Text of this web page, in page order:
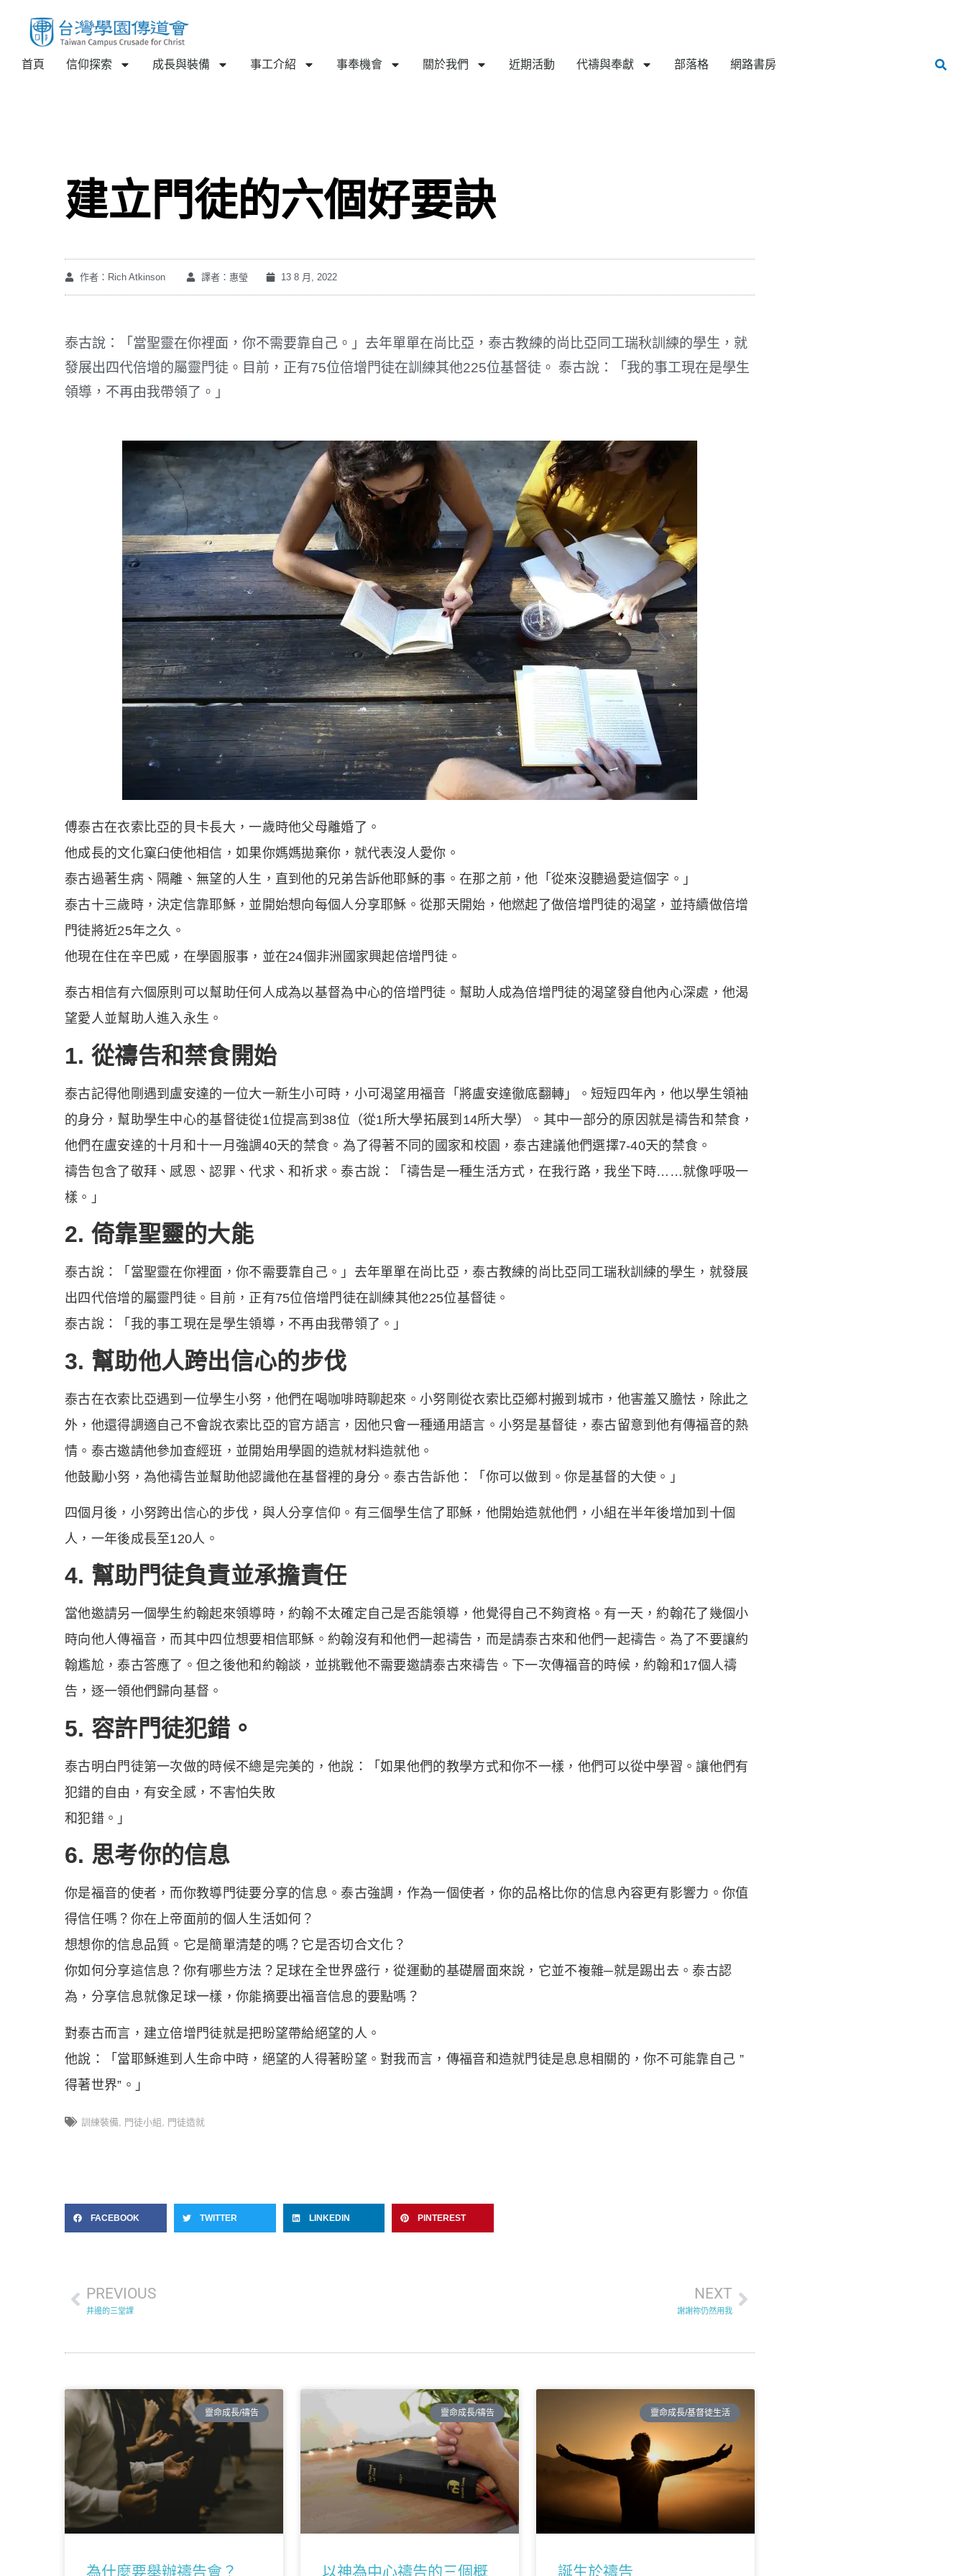
首頁 信仰探索 成長與裝備 事工介紹 事奉機會 關於我們 近期活動 代禱與奉獻 部落格 網路書房
建立門徒的六個好要訣
作者：Rich Atkinson 譯者：惠瑩 13 8 月, 2022
泰古說：「當聖靈在你裡面，你不需要靠自己。」去年單單在尚比亞，泰古教練的尚比亞同工瑞秋訓練的學生，就
發展出四代倍增的屬靈門徒。目前，正有75位倍增門徒在訓練其他225位基督徒。 泰古說：「我的事工現在是學生
領導，不再由我帶領了。」
傅泰古在衣索比亞的貝卡長大，一歲時他父母離婚了。
他成長的文化窠臼使他相信，如果你媽媽拋棄你，就代表沒人愛你。
泰古過著生病、隔離、無望的人生，直到他的兄弟告訴他耶穌的事。在那之前，他「從來沒聽過愛這個字。」
泰古十三歲時，決定信靠耶穌，並開始想向每個人分享耶穌。從那天開始，他燃起了做倍增門徒的渴望，並持續做倍增
門徒將近25年之久。
他現在住在辛巴威，在學園服事，並在24個非洲國家興起倍增門徒。
泰古相信有六個原則可以幫助任何人成為以基督為中心的倍增門徒。幫助人成為倍增門徒的渴望發自他內心深處，他渴
望愛人並幫助人進入永生。
1. 從禱告和禁食開始
泰古記得他剛遇到盧安達的一位大一新生小可時，小可渴望用福音「將盧安達徹底翻轉」。短短四年內，他以學生領袖
的身分，幫助學生中心的基督徒從1位提高到38位（從1所大學拓展到14所大學）。其中一部分的原因就是禱告和禁食，
他們在盧安達的十月和十一月強調40天的禁食。為了得著不同的國家和校園，泰古建議他們選擇7-40天的禁食。
禱告包含了敬拜、感恩、認罪、代求、和祈求。泰古說：「禱告是一種生活方式，在我行路，我坐下時……就像呼吸一
樣。」
2. 倚靠聖靈的大能
泰古說：「當聖靈在你裡面，你不需要靠自己。」去年單單在尚比亞，泰古教練的尚比亞同工瑞秋訓練的學生，就發展
出四代倍增的屬靈門徒。目前，正有75位倍增門徒在訓練其他225位基督徒。
泰古說：「我的事工現在是學生領導，不再由我帶領了。」
3. 幫助他人跨出信心的步伐
泰古在衣索比亞遇到一位學生小努，他們在喝咖啡時聊起來。小努剛從衣索比亞鄉村搬到城市，他害羞又膽怯，除此之
外，他還得調適自己不會說衣索比亞的官方語言，因他只會一種通用語言。小努是基督徒，泰古留意到他有傳福音的熱
情。泰古邀請他參加查經班，並開始用學園的造就材料造就他。
他鼓勵小努，為他禱告並幫助他認識他在基督裡的身分。泰古告訴他：「你可以做到。你是基督的大使。」
四個月後，小努跨出信心的步伐，與人分享信仰。有三個學生信了耶穌，他開始造就他們，小組在半年後增加到十個
人，一年後成長至120人。
4. 幫助門徒負責並承擔責任
當他邀請另一個學生約翰起來領導時，約翰不太確定自己是否能領導，他覺得自己不夠資格。有一天，約翰花了幾個小
時向他人傳福音，而其中四位想要相信耶穌。約翰沒有和他們一起禱告，而是請泰古來和他們一起禱告。為了不要讓約
翰尷尬，泰古答應了。但之後他和約翰談，並挑戰他不需要邀請泰古來禱告。下一次傳福音的時候，約翰和17個人禱
告，逐一領他們歸向基督。
5. 容許門徒犯錯。
泰古明白門徒第一次做的時候不總是完美的，他說：「如果他們的教學方式和你不一樣，他們可以從中學習。讓他們有
犯錯的自由，有安全感，不害怕失敗
和犯錯。」
6. 思考你的信息
你是福音的使者，而你教導門徒要分享的信息。泰古強調，作為一個使者，你的品格比你的信息內容更有影響力。你值
得信任嗎？你在上帝面前的個人生活如何？
想想你的信息品質。它是簡單清楚的嗎？它是否切合文化？
你如何分享這信息？你有哪些方法？足球在全世界盛行，從運動的基礎層面來說，它並不複雜─就是踢出去。泰古認
為，分享信息就像足球一樣，你能摘要出福音信息的要點嗎？
對泰古而言，建立倍增門徒就是把盼望帶給絕望的人。
他說：「當耶穌進到人生命中時，絕望的人得著盼望。對我而言，傳福音和造就門徒是息息相關的，你不可能靠自己 ”
得著世界”。」
訓練裝備 門徒小組 門徒造就
FACEBOOK TWITTER LINKEDIN PINTEREST
PREVIOUS
井邊的三堂課
NEXT
謝謝祢仍然用我
靈命成長/禱告
為什麼要舉辦禱告會？
靈命成長/禱告
以神為中心禱告的三個概
靈命成長/基督徒生活
誕生於禱告